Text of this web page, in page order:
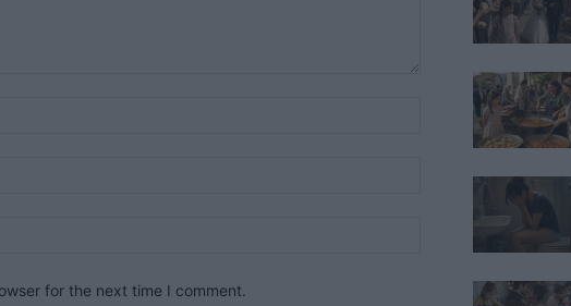
for the next time I comment.